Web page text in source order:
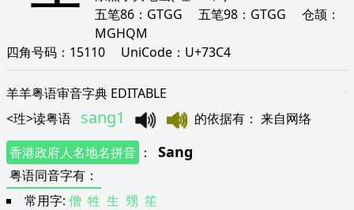
五笔86： GTGG 五笔98： GTGG 仓颉：
MGHQM
四角号码： 15110 UniCode： U+73C4
羊羊粤语审音字典 EDITABLE
<珄>读粤语 sang1 的依据有 ： 来自网络
香港政府人名地名拼音 ： Sang
粤语同音字有 ：
常用字: 僧 牲 生 甥 笙